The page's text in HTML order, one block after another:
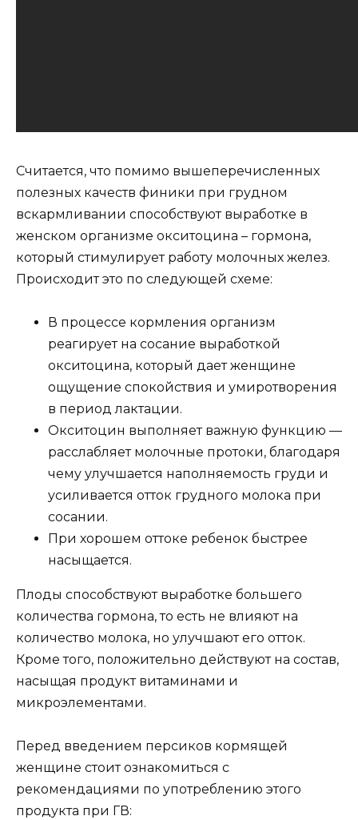
Считается, что помимо вышеперечисленных
полезных качеств финики при грудном
вскармливании способствуют выработке в
женском организме окситоцина – гормона,
который стимулирует работу молочных желез.
Происходит это по следующей схеме:
В процессе кормления организм
реагирует на сосание выработкой
окситоцина, который дает женщине
ощущение спокойствия и умиротворения
в период лактации.
Окситоцин выполняет важную функцию —
расслабляет молочные протоки, благодаря
чему улучшается наполняемость груди и
усиливается отток грудного молока при
сосании.
При хорошем оттоке ребенок быстрее
насыщается.
Плоды способствуют выработке большего
количества гормона, то есть не влияют на
количество молока, но улучшают его отток.
Кроме того, положительно действуют на состав,
насыщая продукт витаминами и
микроэлементами.
Перед введением персиков кормящей
женщине стоит ознакомиться с
рекомендациями по употреблению этого
продукта при ГВ: